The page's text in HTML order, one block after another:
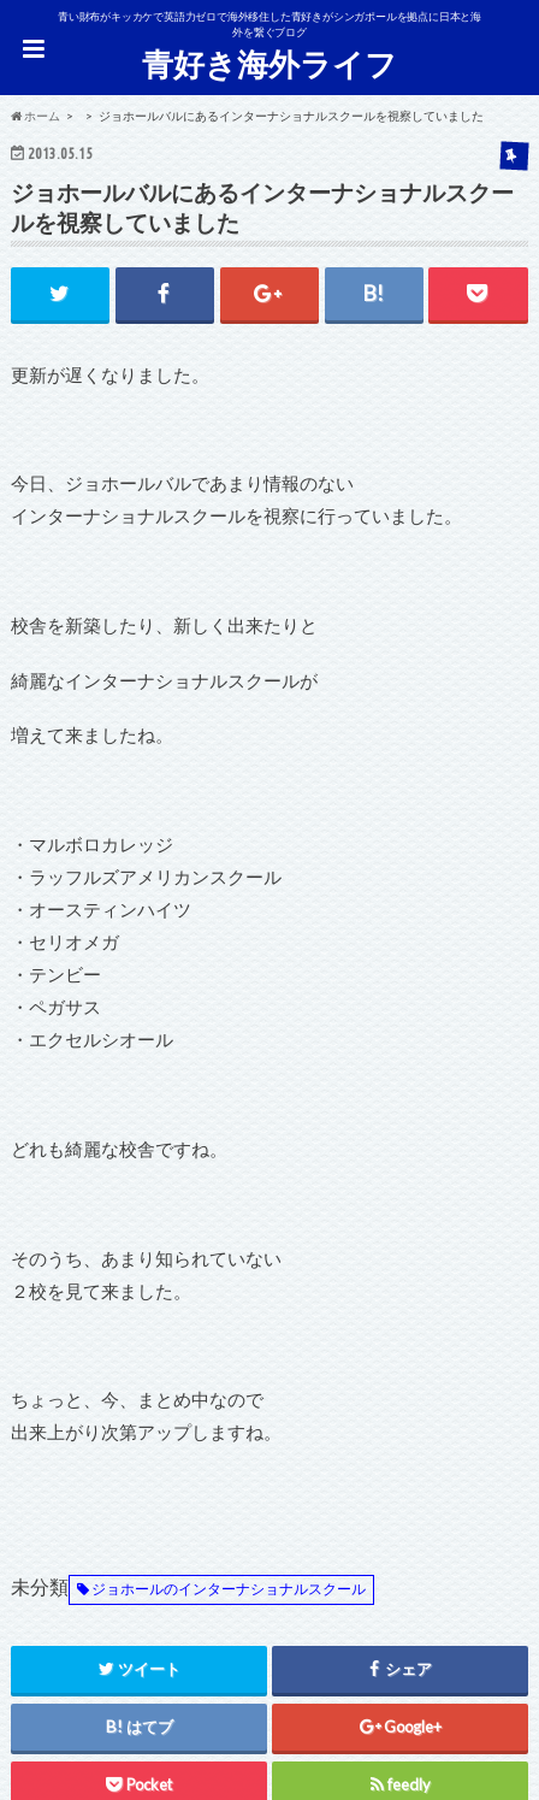
青い財布がキッカケで英語力ゼロで海外移住した青好きがシンガポールを拠点に日本と海
外を繋ぐブログ
青好き海外ライフ
ホーム ジョホールバルにあるインターナショナルスクールを視察していました
2013.05.15
ジョホールバルにあるインターナショナルスクー
ルを視察していました
更新が遅くなりました。
今日、ジョホールバルであまり情報のない
インターナショナルスクールを視察に行っていました。
校舎を新築したり、新しく出来たりと
綺麗なインターナショナルスクールが
増えて来ましたね。
・マルボロカレッジ
・ラッフルズアメリカンスクール
・オースティンハイツ
・セリオメガ
・テンビー
・ペガサス
・エクセルシオール
どれも綺麗な校舎ですね。
そのうち、あまり知られていない
２校を見て来ました。
ちょっと、今、まとめ中なので
出来上がり次第アップしますね。
未分類 ジョホールのインターナショナルスクール
ツイート シェア
はてブ Google+
Pocket feedly